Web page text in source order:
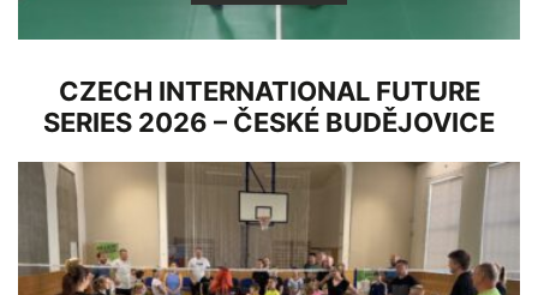
CZECH INTERNATIONAL FUTURE
SERIES 2026 – ČESKÉ BUDĚJOVICE